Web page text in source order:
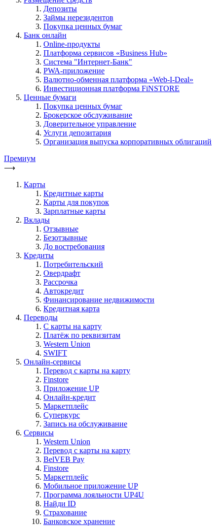
Депозиты
Займы нерезидентов
Покупка ценных бумаг
Банк онлайн
Online-продукты
Платформа сервисов «Business Hub»
Система "Интернет-Банк"
PWA-приложение
Валютно-обменная платформа «Web-I-Deal»
Инвестиционная платформа FiNSTORE
Ценные бумаги
Покупка ценных бумаг
Брокерское обслуживание
Доверительное управление
Услуги депозитария
Организация выпуска корпоративных облигаций
Премиум
⟶
Карты
Кредитные карты
Карты для покупок
Зарплатные карты
Вклады
Отзывные
Безотзывные
До востребования
Кредиты
Потребительский
Овердрафт
Рассрочка
Автокредит
Финансирование недвижимости
Кредитная карта
Переводы
С карты на карту
Платёж по реквизитам
Western Union
SWIFT
Онлайн-сервисы
Перевод с карты на карту
Finstore
Приложение UP
Онлайн-кредит
Маркетплейс
Суперкурс
Запись на обслуживание
Сервисы
Western Union
Перевод с карты на карту
BelVEB Pay
Finstore
Маркетплейс
Мобильное приложение UP
Программа лояльности UP4U
Найди ID
Страхование
Банковское хранение